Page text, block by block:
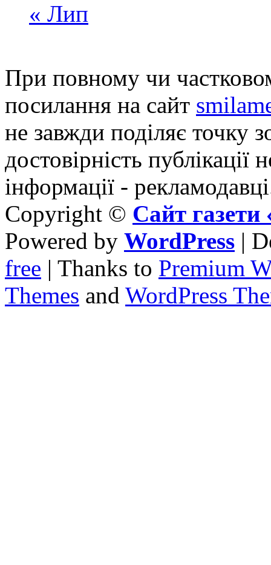
« Лип
При повному чи
посилання на сайт
не завжди поділяє точку
достовірність публікації
інформації -
Copyright © Сайт
Powered by WordPress |
free | Thanks to Premium
Themes and WordPress